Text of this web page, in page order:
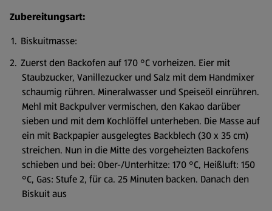
Zubereitungsart:
Biskuitmasse:
Zuerst den Backofen auf 170 °C vorheizen. Eier mit
Staubzucker, Vanillezucker und Salz mit dem Handmixer
schaumig rühren. Mineralwasser und Speiseöl einrühren.
Mehl mit Backpulver vermischen, den Kakao darüber
sieben und mit dem Kochlöffel unterheben. Die Masse auf
ein mit Backpapier ausgelegtes Backblech (30 x 35 cm)
streichen. Nun in die Mitte des vorgeheizten Backofens
schieben und bei: Ober-/Unterhitze: 170 °C, Heißluft: 150
°C, Gas: Stufe 2, für ca. 25 Minuten backen. Danach den
Biskuit aus